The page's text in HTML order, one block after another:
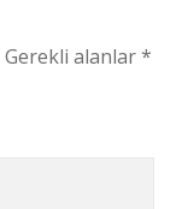
Gerekli alanlar*